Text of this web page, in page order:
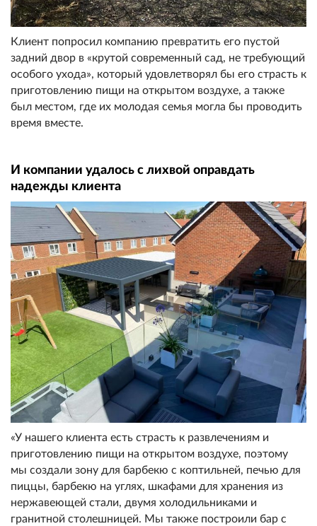
Клиент попросил компанию превратить его пустой
задний двор в «крутой современный сад, не требующий
особого ухода», который удовлетворял бы его страсть к
приготовлению пищи на открытом воздухе, а также
был местом, где их молодая семья могла бы проводить
время вместе.
И компании удалось с лихвой оправдать
надежды клиента
«У нашего клиента есть страсть к развлечениям и
приготовлению пищи на открытом воздухе, поэтому
мы создали зону для барбекю с коптильней, печью для
пиццы, барбекю на углях, шкафами для хранения из
нержавеющей стали, двумя холодильниками и
гранитной столешницей. Мы также построили бар с